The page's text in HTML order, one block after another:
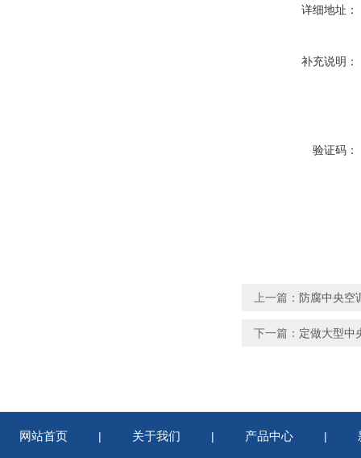
详细地址：
补充说明：
验证码：
上一篇： 防腐中央空
下一篇： 定做大型中
网站首页 | 关于我们 | 产品中心 |